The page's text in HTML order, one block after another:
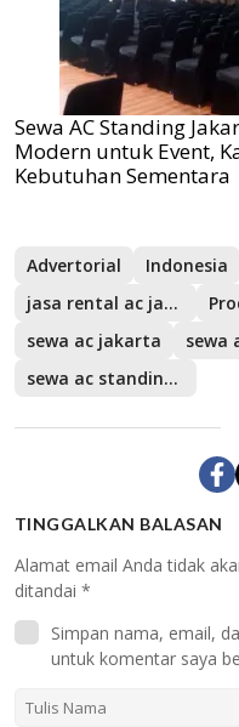
Sewa AC Standing
Modern untuk Event,
Kebutuhan Sementara
Advertorial Indonesia
jasa rental ac jakarta
sewa ac jakarta
sewa ac standing jakarta
TINGGALKAN BALASAN
Alamat email Anda tidak
ditandai *
Simpan nama, email,
untuk komentar saya